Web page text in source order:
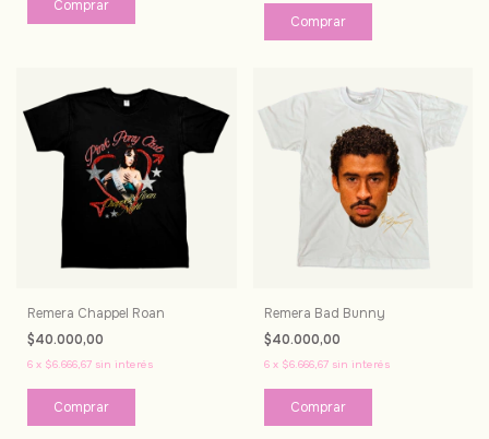
Comprar
Comprar
Remera Chappel Roan
$40.000,00
6 x $6.666,67 sin interés
Comprar
Remera Bad Bunny
$40.000,00
6 x $6.666,67 sin interés
Comprar